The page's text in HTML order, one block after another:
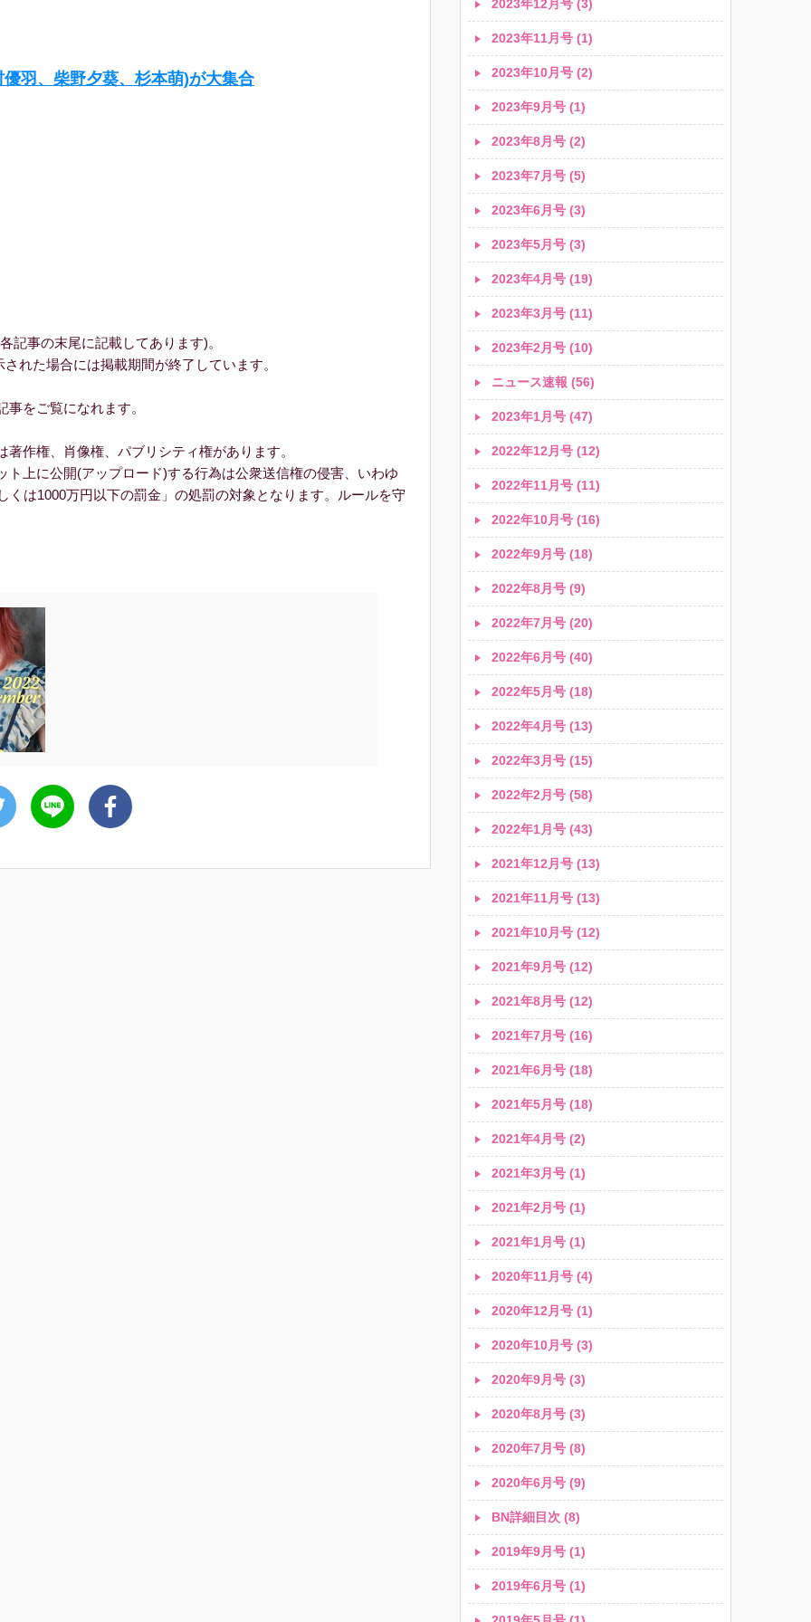
羽、柴野夕葵、杉本萌)が大集合
事の末尾に記載してあります)。
た場合には掲載期間が終了しています。
をご覧になれます。
作権、肖像権、パブリシティ権があります。
上に公開(アップロード)する行為は公衆送信権の侵害、いわゆ
は1000万円以下の罰金」の処罰の対象となります。ルールを守
2023年12月号 (3)
2023年11月号 (1)
2023年10月号 (2)
2023年9月号 (1)
2023年8月号 (2)
2023年7月号 (5)
2023年6月号 (3)
2023年5月号 (3)
2023年4月号 (19)
2023年3月号 (11)
2023年2月号 (10)
ニュース速報 (56)
2023年1月号 (47)
2022年12月号 (12)
2022年11月号 (11)
2022年10月号 (16)
2022年9月号 (18)
2022年8月号 (9)
2022年7月号 (20)
2022年6月号 (40)
2022年5月号 (18)
2022年4月号 (13)
2022年3月号 (15)
2022年2月号 (58)
2022年1月号 (43)
2021年12月号 (13)
2021年11月号 (13)
2021年10月号 (12)
2021年9月号 (12)
2021年8月号 (12)
2021年7月号 (16)
2021年6月号 (18)
2021年5月号 (18)
2021年4月号 (2)
2021年3月号 (1)
2021年2月号 (1)
2021年1月号 (1)
2020年11月号 (4)
2020年12月号 (1)
2020年10月号 (3)
2020年9月号 (3)
2020年8月号 (3)
2020年7月号 (8)
2020年6月号 (9)
BN詳細目次 (8)
2019年9月号 (1)
2019年6月号 (1)